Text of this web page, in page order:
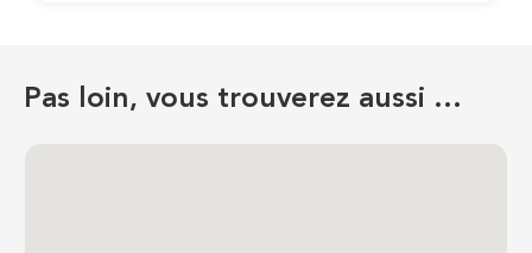
Pas loin, vous trouverez aussi …